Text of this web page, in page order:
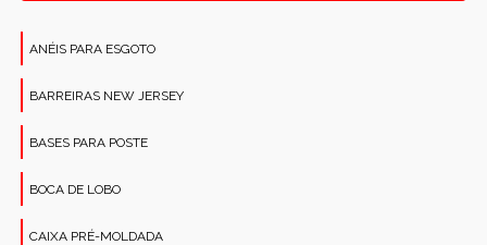
ANÉIS PARA ESGOTO
BARREIRAS NEW JERSEY
BASES PARA POSTE
BOCA DE LOBO
CAIXA PRÉ-MOLDADA